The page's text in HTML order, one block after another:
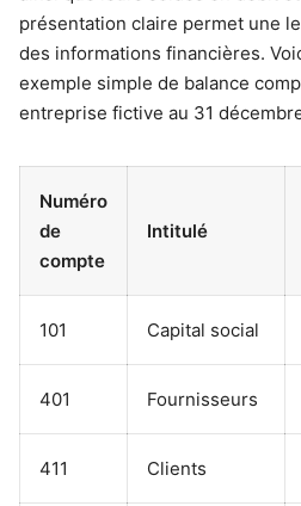
présentation claire permet une
des informations financières.
exemple simple de balance
entreprise fictive au 31
Numéro
de
compte
Intitulé
101 Capital social
401 Fournisseurs
411 Clients